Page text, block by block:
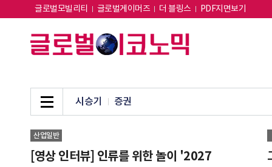
글로벌모빌리티 글로벌게이머즈 더 블링스 PDF지면보기
시승기 증권
산업일반
[영상 인터뷰] 인류를 위한 놀이 '2027